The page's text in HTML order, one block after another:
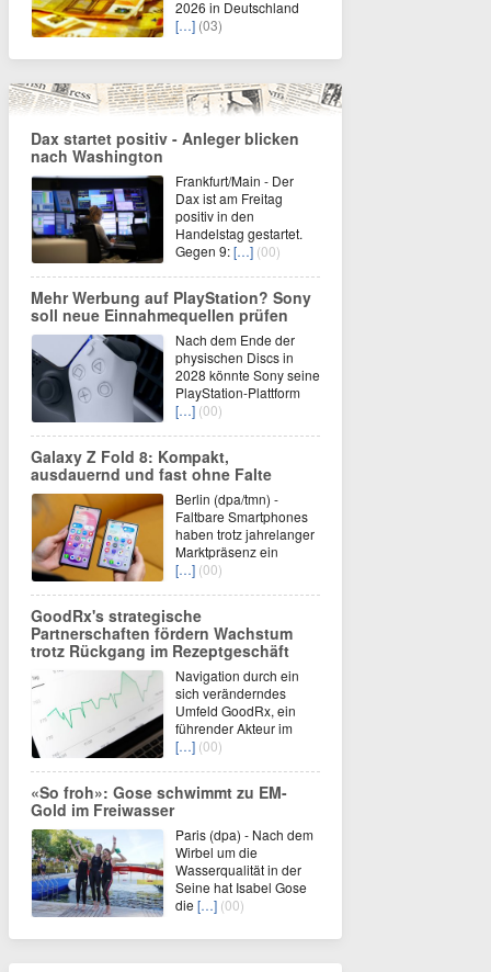
2026 in Deutschland
[…] (03)
Dax startet positiv - Anleger blicken
nach Washington
Frankfurt/Main - Der
Dax ist am Freitag
positiv in den
Handelstag gestartet.
Gegen 9:[…] (00)
Mehr Werbung auf PlayStation? Sony
soll neue Einnahmequellen prüfen
Nach dem Ende der
physischen Discs in
2028 könnte Sony seine
PlayStation-Plattform
[…] (00)
Galaxy Z Fold 8: Kompakt,
ausdauernd und fast ohne Falte
Berlin (dpa/tmn) -
Faltbare Smartphones
haben trotz jahrelanger
Marktpräsenz ein
[…] (00)
GoodRx's strategische
Partnerschaften fördern Wachstum
trotz Rückgang im Rezeptgeschäft
Navigation durch ein
sich veränderndes
Umfeld GoodRx, ein
führender Akteur im
[…] (00)
«So froh»: Gose schwimmt zu EM-
Gold im Freiwasser
Paris (dpa) - Nach dem
Wirbel um die
Wasserqualität in der
Seine hat Isabel Gose
die […] (00)